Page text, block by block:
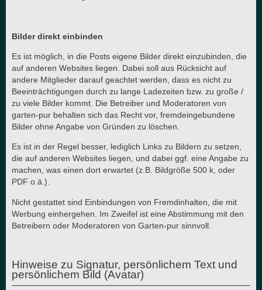
Bilder direkt einbinden
Es ist möglich, in die Posts eigene Bilder direkt einzubinden, die
auf anderen Websites liegen. Dabei soll aus Rücksicht auf
andere Mitglieder darauf geachtet werden, dass es nicht zu
Beeinträchtigungen durch zu lange Ladezeiten bzw. zu große /
zu viele Bilder kommt. Die Betreiber und Moderatoren von
garten-pur behalten sich das Recht vor, fremdeingebundene
Bilder ohne Angabe von Gründen zu löschen.
Es ist in der Regel besser, lediglich Links zu Bildern zu setzen,
die auf anderen Websites liegen, und dabei ggf. eine Angabe zu
machen, was einen dort erwartet (z.B. Bildgröße 500 k, oder
PDF o.ä.).
Nicht gestattet sind Einbindungen von Fremdinhalten, die mit
Werbung einhergehen. Im Zweifel ist eine Abstimmung mit den
Betreibern oder Moderatoren von Garten-pur sinnvoll.
Hinweise zu Signatur, persönlichem Text und
persönlichem Bild (Avatar)